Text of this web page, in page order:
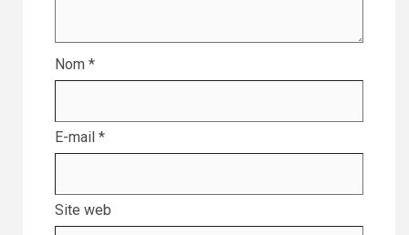
Nom *
E-mail *
Site web